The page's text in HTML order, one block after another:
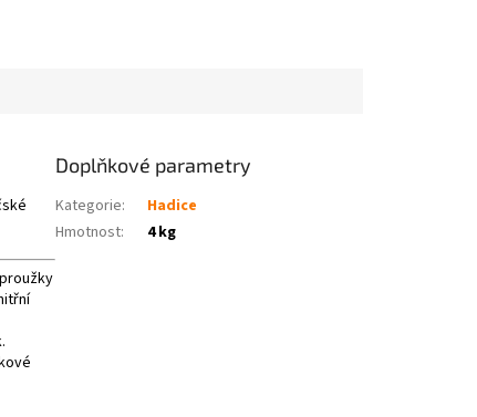
Doplňkové parametry
Kategorie:
Hadice
Hmotnost: 4 kg